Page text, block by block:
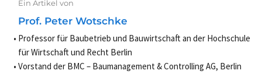
Ein Artikel von
Prof. Peter Wotschke
Professor für Baubetrieb und Bauwirtschaft an der Hochschule
für Wirtschaft und Recht Berlin
Vorstand der BMC – Baumanagement & Controlling AG, Berlin